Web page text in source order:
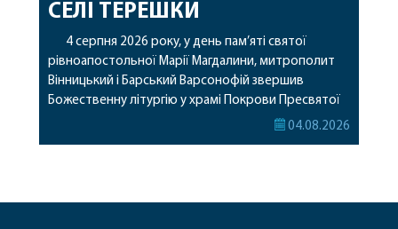
СЕЛІ ТЕРЕШКИ
4 серпня 2026 року, у день пам’яті святої
рівноапостольної Марії Магдалини, митрополит
Вінницький і Барський Варсонофій звершив
Божественну літургію у храмі Покрови Пресвятої
Богородиці села Терешки Барського благочиння.
04.08.2026